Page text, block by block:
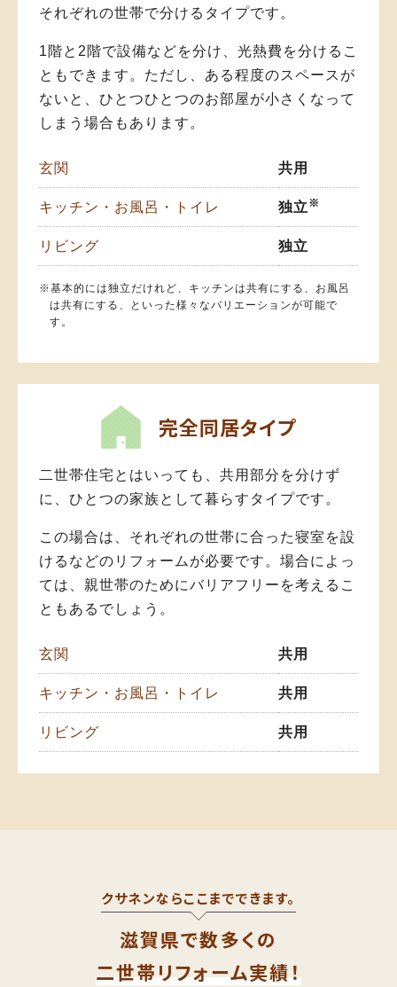
それぞれの世帯で分けるタイプです。
1階と2階で設備などを分け、光熱費を分けるこ
ともできます。ただし、ある程度のスペースが
ないと、ひとつひとつのお部屋が小さくなって
しまう場合もあります。
玄関 共用
キッチン・お風呂・トイレ 独立 ※
リビング 独立
※基本的には独立だけれど、キッチンは共有にする、お風呂
は共有にする、といった様々なバリエーションが可能で
す。
完全同居タイプ
二世帯住宅とはいっても、共用部分を分けず
に、ひとつの家族として暮らすタイプです。
この場合は、それぞれの世帯に合った寝室を設
けるなどのリフォームが必要です。場合によっ
ては、親世帯のためにバリアフリーを考えるこ
ともあるでしょう。
玄関 共用
キッチン・お風呂・トイレ 共用
リビング 共用
クサネンならここまでできます。
滋賀県で数多くの
二世帯リフォーム実績！